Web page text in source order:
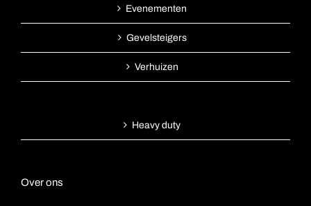
Evenementen
Gevelsteigers
Verhuizen
Heavy duty
Over ons